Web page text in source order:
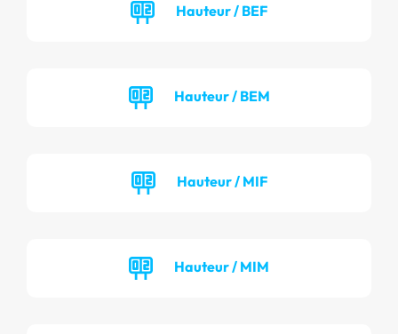
Hauteur / BEF
Hauteur / BEM
Hauteur / MIF
Hauteur / MIM